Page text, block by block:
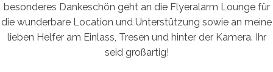
besonderes Dankeschön geht an die Flyeralarm Lounge für
die wunderbare Location und Unterstützung sowie an meine
lieben Helfer am Einlass, Tresen und hinter der Kamera. Ihr
seid großartig!